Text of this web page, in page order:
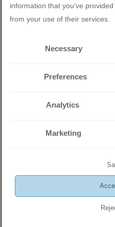
Режим пълна мощност
Когато се достигне
режим на работа, за да
което се
включени електрически
information that you’ve
from your use of their services.
Necessary
Preferences
Analytics
Marketing